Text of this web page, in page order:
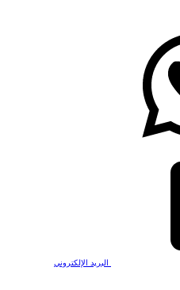
البريد الإلكتروني